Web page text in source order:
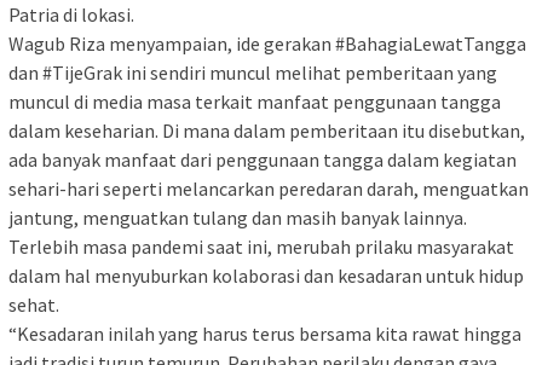
Patria di lokasi.
Wagub Riza menyampaian, ide gerakan #BahagiaLewatTangga
dan #TijeGrak ini sendiri muncul melihat pemberitaan yang
muncul di media masa terkait manfaat penggunaan tangga
dalam keseharian. Di mana dalam pemberitaan itu disebutkan,
ada banyak manfaat dari penggunaan tangga dalam kegiatan
sehari-hari seperti melancarkan peredaran darah, menguatkan
jantung, menguatkan tulang dan masih banyak lainnya.
Terlebih masa pandemi saat ini, merubah prilaku masyarakat
dalam hal menyuburkan kolaborasi dan kesadaran untuk hidup
sehat.
“Kesadaran inilah yang harus terus bersama kita rawat hingga